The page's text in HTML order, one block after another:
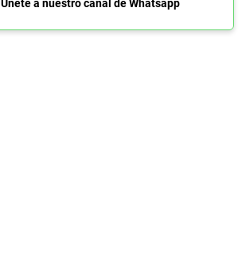
Únete a nuestro canal de Whatsapp